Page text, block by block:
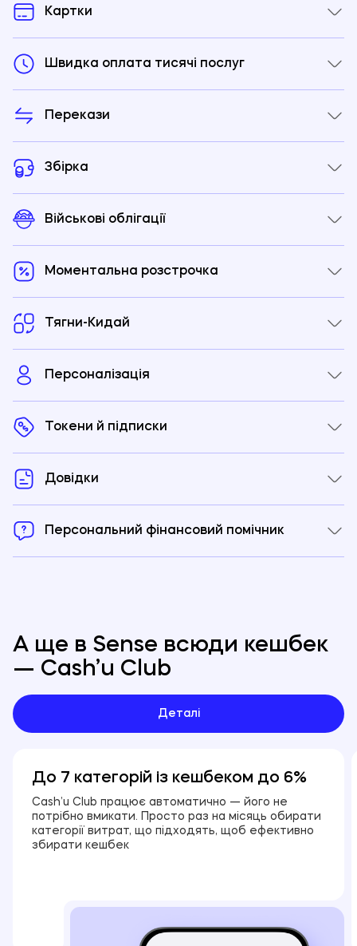
Картки
Швидка оплата тисячі послуг
Перекази
Збірка
Військові облігації
Моментальна розстрочка
Тягни-Кидай
Персоналізація
Токени й підписки
Довідки
Персональний фінансовий помічник
А ще в Sense всюди кешбек
— Cash’u Club
Деталі
До 7 категорій із кешбеком до 6%
Cash’u Club працює автоматично — його не
потрібно вмикати. Просто раз на місяць обирати
категорії витрат, що підходять, щоб ефективно
збирати кешбек